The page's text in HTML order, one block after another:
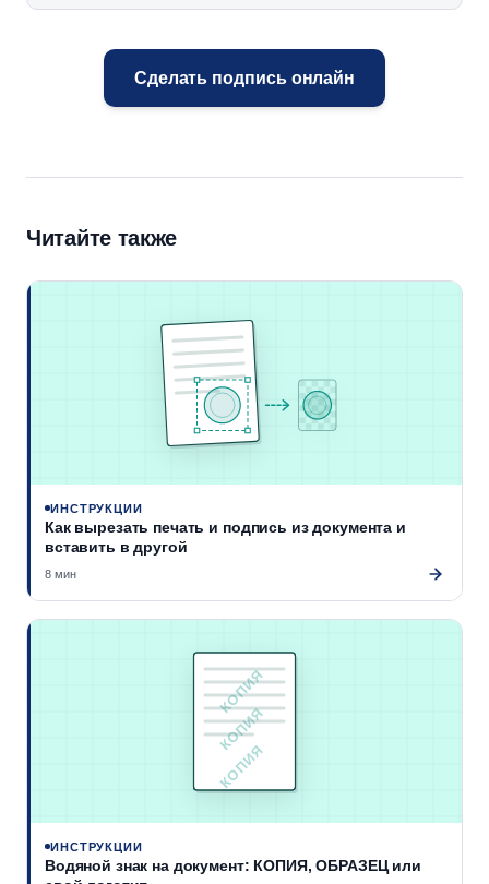
Сделать подпись онлайн
Читайте также
ИНСТРУКЦИИ
Как вырезать печать и подпись из документа и
вставить в другой
8 мин
КОПИЯ
КОПИЯ
КОПИЯ
ИНСТРУКЦИИ
Водяной знак на документ: КОПИЯ, ОБРАЗЕЦ или